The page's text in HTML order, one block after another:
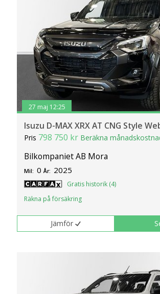
27 maj 12:25
Isuzu D-MAX XRX AT CNG Style
Pris 798 750 kr Beräkna
Bilkompaniet AB Mora
Mil: 0 År: 2025
Gratis historik (4)
Räkna på försäkring
Jämför